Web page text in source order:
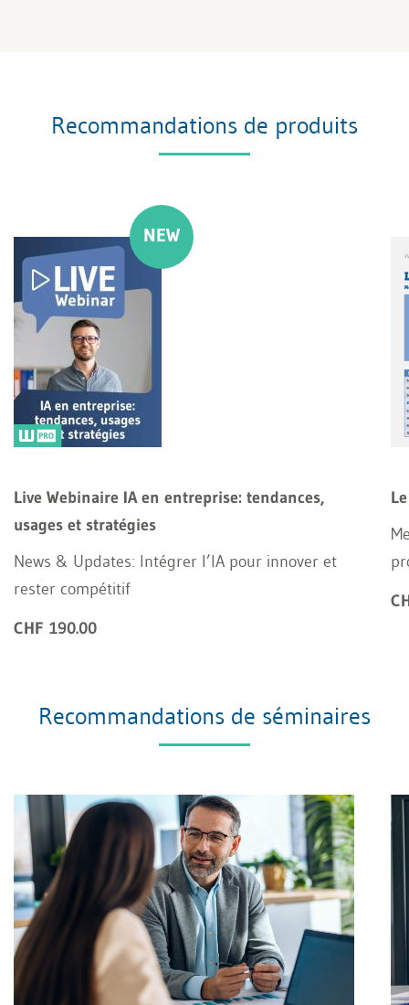
Recommandations de produits
Live Webinaire IA en entreprise: tendances,
usages et stratégies
News & Updates: Intégrer l’IA pour innover et
rester compétitif
CHF 190.00
Recommandations de séminaires